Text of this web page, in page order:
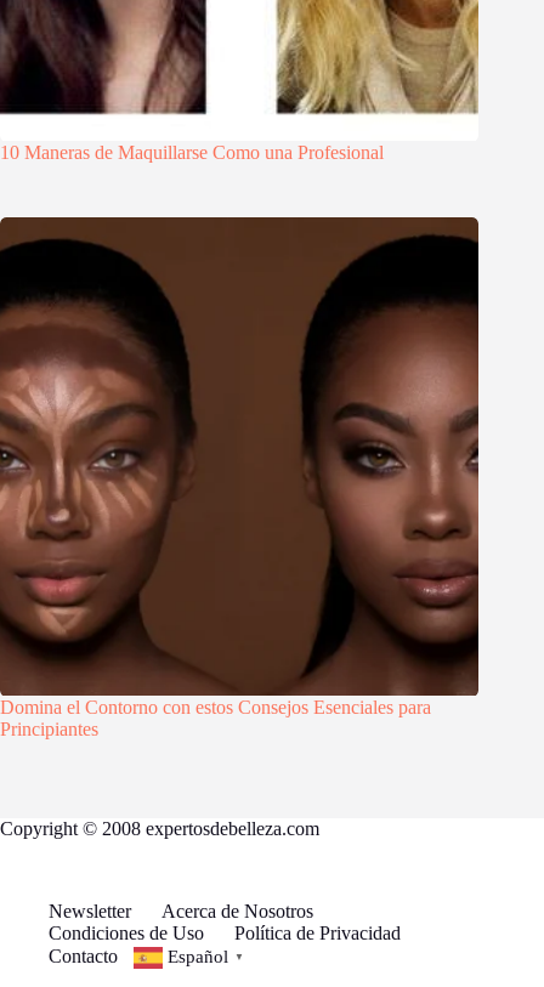
10 Maneras de Maquillarse Como una Profesional
Domina el Contorno con estos Consejos Esenciales para
Principiantes
Copyright © 2008 expertosdebelleza.com
Newsletter
Acerca de Nosotros
Condiciones de Uso
Política de Privacidad
Contacto
Español ▼